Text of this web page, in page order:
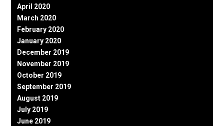
April 2020
March 2020
February 2020
January 2020
December 2019
November 2019
October 2019
September 2019
August 2019
July 2019
June 2019